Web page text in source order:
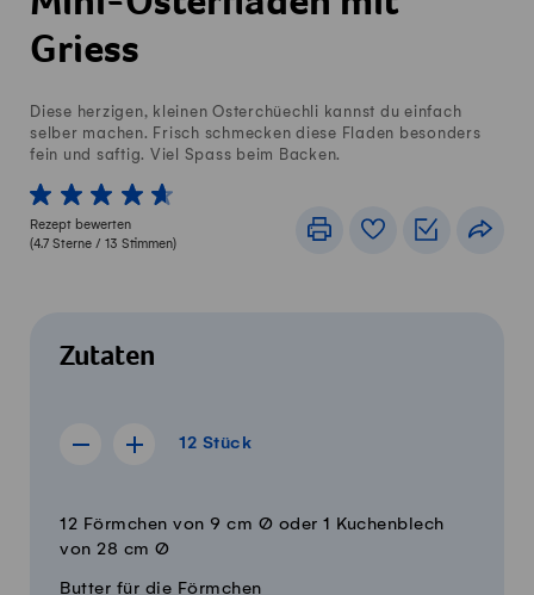
Griess
Diese herzigen, kleinen Osterchüechli kannst du einfach
selber machen. Frisch schmecken diese Fladen besonders
fein und saftig. Viel Spass beim Backen.
1 von 5 Sterne
2 von 5 Sterne
3 von 5 Sterne
4 von 5 Sterne
5 von 5 Sterne
Rezept bewerten
(4.7 Sterne / 13 Stimmen)
DruckenRezeptbuch
Zutaten
Rezept für 11 Stück anzeigen
Rezept für 13 Stück anzeigen
12 Stück
MengeZutaten
12 Förmchen von 9 cm Ø oder 1 Kuchenblech
von 28 cm Ø
Butter für die Förmchen